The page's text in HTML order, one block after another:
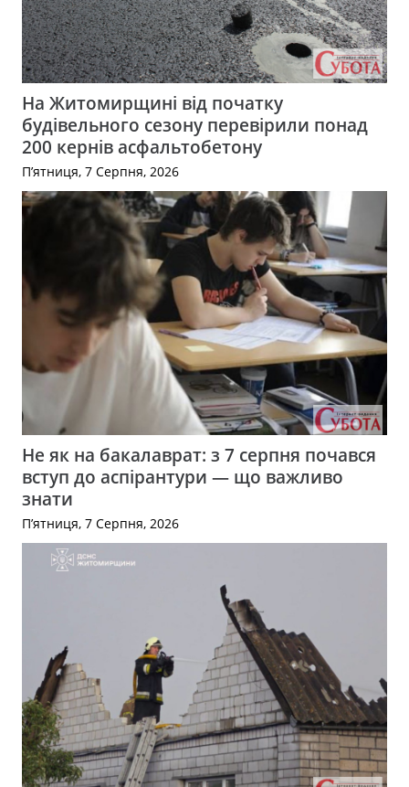
На Житомирщині від початку
будівельного сезону перевірили понад
200 кернів асфальтобетону
П’ятниця, 7 Серпня, 2026
Не як на бакалаврат: з 7 серпня почався
вступ до аспірантури — що важливо
знати
П’ятниця, 7 Серпня, 2026